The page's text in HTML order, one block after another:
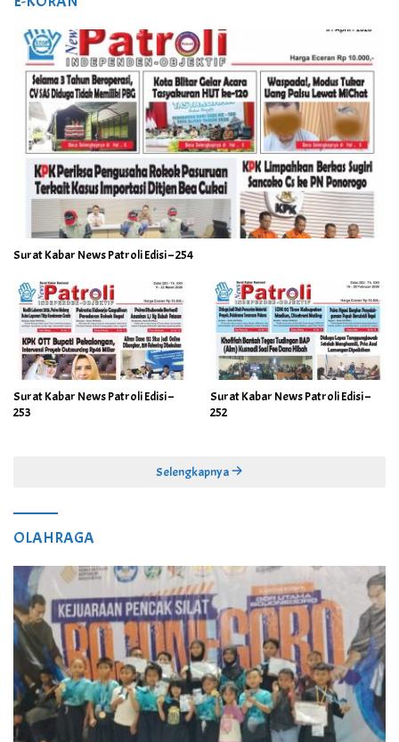
Surat Kabar News Patroli Edisi – 254
Surat Kabar News Patroli Edisi –
253
Surat Kabar News Patroli Edisi –
252
Selengkapnya
OLAHRAGA